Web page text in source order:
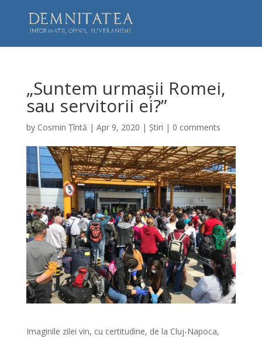
„Suntem urmașii Romei,
sau servitorii ei?”
by Cosmin Țîntă | Apr 9, 2020 | Știri | 0 comments
Imaginile zilei vin, cu certitudine, de la Cluj-Napoca,